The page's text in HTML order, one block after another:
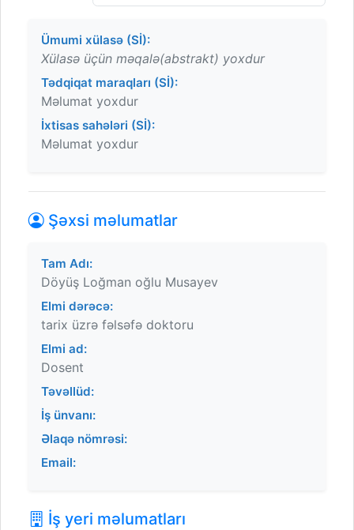
Ümumi xülasə (Sİ):
Xülasə üçün məqalə(abstrakt) yoxdur
Tədqiqat maraqları (Sİ):
Məlumat yoxdur
İxtisas sahələri (Sİ):
Məlumat yoxdur
Şəxsi məlumatlar
Tam Adı:
Döyüş Loğman oğlu Musayev
Elmi dərəcə:
tarix üzrə fəlsəfə doktoru
Elmi ad:
Dosent
Təvəllüd:
İş ünvanı:
Əlaqə nömrəsi:
Email:
İş yeri məlumatları